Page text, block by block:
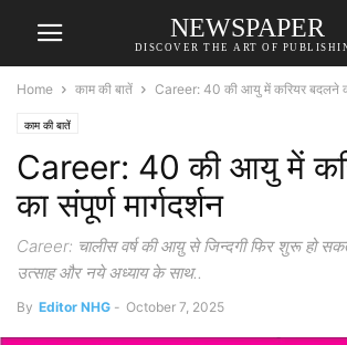
NEWSPAPER
DISCOVER THE ART OF
Home काम की बातें Career: 40 की आयु में करियर बदलने का
काम की बातें
Career: 40 की आयु में
का संपूर्ण मार्गदर्शन
Career: चालीस वर्ष की आय़ु से जिन्दगी फिर शुरू हो
उत्साह और नये अध्याय के साथ..
By Editor NHG - October 7, 2025